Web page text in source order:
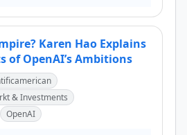
Karen Hao Explains
of OpenAI’s Ambitions
& Investments
OpenAI